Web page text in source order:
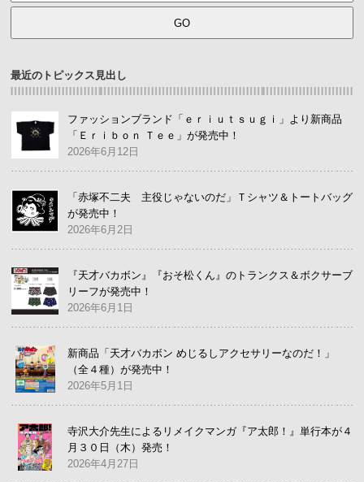
最近のトピックス見出し
ファッションブランド「ｅｒｉｕｔｓｕｇｉ」より新商品
「Ｅｒｉｂｏｎ Ｔｅｅ」が発売中！
2026年6月12日
「赤塚不二夫 主役じゃないのだ」Ｔシャツ＆トートバッグ
が発売中！
2026年6月2日
『天才バカボン』『おそ松くん』のトランクス＆ボクサーブ
リーフが発売中！
2026年6月1日
新商品「天才バカボン めじるしアクセサリーなのだ！」
（全４種）が発売中！
2026年5月1日
寺沢大介先生によるリメイクマンガ『ア太郎！』単行本が４
月３０日（木）発売！
2026年4月27日